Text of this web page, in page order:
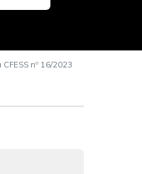
CFESS nº 16/2023